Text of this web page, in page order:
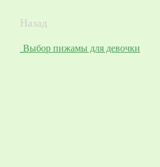
Назад
Выбор пижамы для девочки